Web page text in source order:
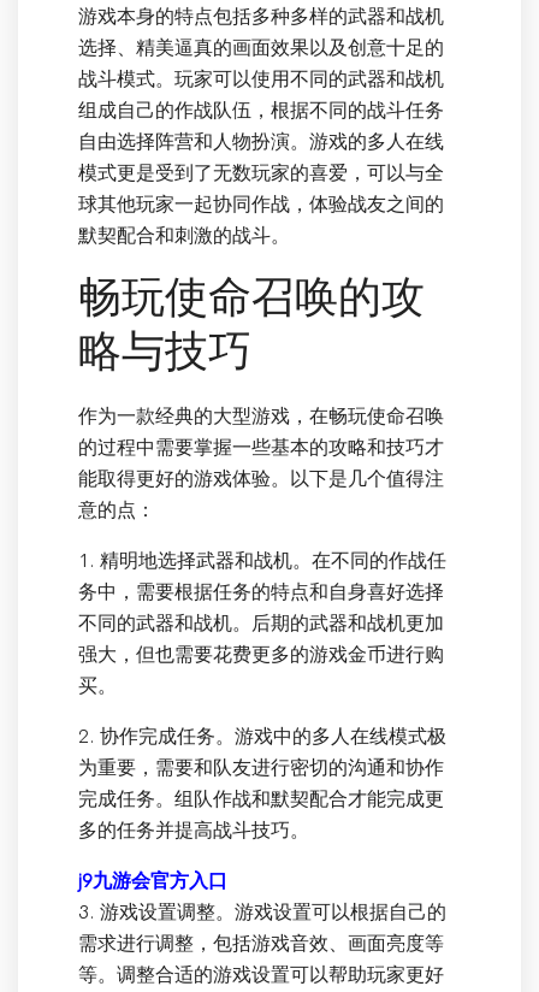
游戏本身的特点包括多种多样的武器和战机
选择、精美逼真的画面效果以及创意十足的
战斗模式。玩家可以使用不同的武器和战机
组成自己的作战队伍，根据不同的战斗任务
自由选择阵营和人物扮演。游戏的多人在线
模式更是受到了无数玩家的喜爱，可以与全
球其他玩家一起协同作战，体验战友之间的
默契配合和刺激的战斗。
畅玩使命召唤的攻
略与技巧
作为一款经典的大型游戏，在畅玩使命召唤
的过程中需要掌握一些基本的攻略和技巧才
能取得更好的游戏体验。以下是几个值得注
意的点：
1. 精明地选择武器和战机。在不同的作战任
务中，需要根据任务的特点和自身喜好选择
不同的武器和战机。后期的武器和战机更加
强大，但也需要花费更多的游戏金币进行购
买。
2. 协作完成任务。游戏中的多人在线模式极
为重要，需要和队友进行密切的沟通和协作
完成任务。组队作战和默契配合才能完成更
多的任务并提高战斗技巧。
j9九游会官方入口
3. 游戏设置调整。游戏设置可以根据自己的
需求进行调整，包括游戏音效、画面亮度等
等。调整合适的游戏设置可以帮助玩家更好